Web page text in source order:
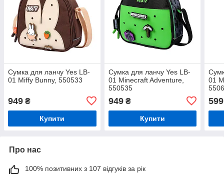
Сумка для ланчу Yes LB-
01 Miffy Bunny, 550533
949 ₴
Купити
Сумка для ланчу Yes LB-
01 Minecraft Adventure,
550535
949₴
Купити
01
599
Про нас
100% позитивних з 107 відгуків за рік